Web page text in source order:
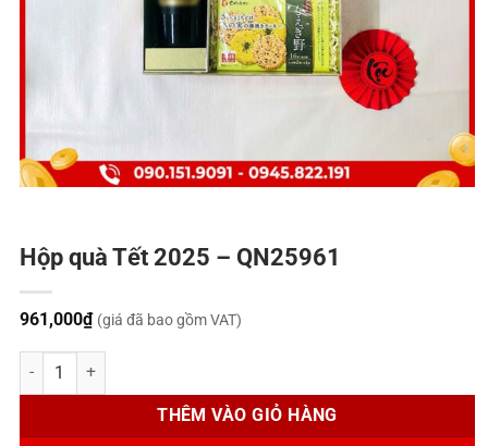
Hộp quà Tết 2025 – QN25961
961,000₫ (giá đã bao gồm VAT)
Hộp quà Tết 2025 - QN25961 số lượng
THÊM VÀO GIỎ HÀNG